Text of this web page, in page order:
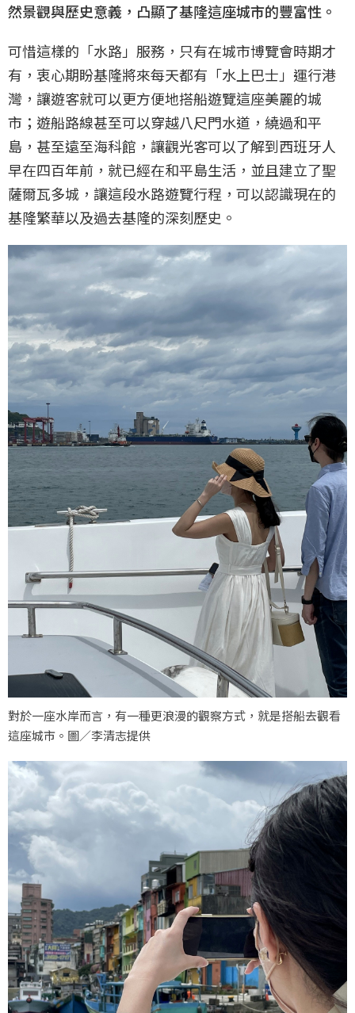
然景觀與歷史意義，凸顯了基隆這座城市的豐富性。
可惜這樣的「水路」服務，只有在城市博覽會時期才
有，衷心期盼基隆將來每天都有「水上巴士」運行港
灣，讓遊客就可以更方便地搭船遊覽這座美麗的城
市；遊船路線甚至可以穿越八尺門水道，繞過和平
島，甚至遠至海科館，讓觀光客可以了解到西班牙人
早在四百年前，就已經在和平島生活，並且建立了聖
薩爾瓦多城，讓這段水路遊覽行程，可以認識現在的
基隆繁華以及過去基隆的深刻歷史。
對於一座水岸而言，有一種更浪漫的觀察方式，就是搭船去觀看
這座城市。圖／李清志提供